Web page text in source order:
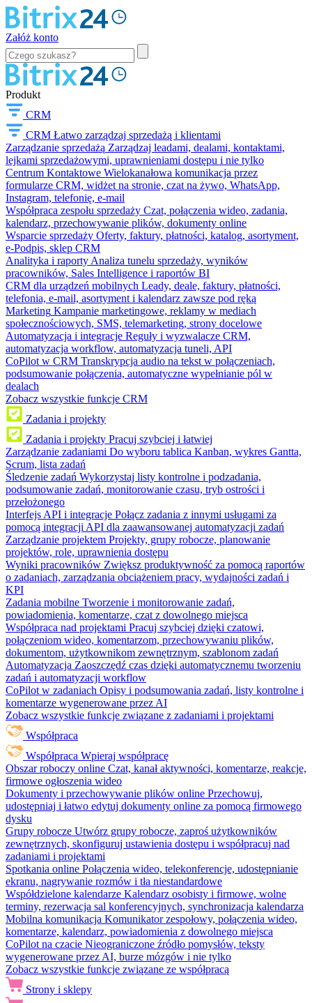
Załóż konto
Produkt
CRM
CRM Łatwo zarządzaj sprzedażą i klientami
Zarządzanie sprzedażą Zarządzaj leadami, dealami, kontaktami,
lejkami sprzedażowymi, uprawnieniami dostępu i nie tylko
Centrum Kontaktowe Wielokanałowa komunikacja przez
formularze CRM, widżet na stronie, czat na żywo, WhatsApp,
Instagram, telefonię, e-mail
Współpraca zespołu sprzedaży Czat, połączenia wideo, zadania,
kalendarz, przechowywanie plików, dokumenty online
Wsparcie sprzedaży Oferty, faktury, płatności, katalog, asortyment,
e-Podpis, sklep CRM
Analityka i raporty Analiza tunelu sprzedaży, wyników
pracowników, Sales Intelligence i raportów BI
CRM dla urządzeń mobilnych Leady, deale, faktury, płatności,
telefonia, e-mail, asortyment i kalendarz zawsze pod ręką
Marketing Kampanie marketingowe, reklamy w mediach
społecznościowych, SMS, telemarketing, strony docelowe
Automatyzacja i integracje Reguły i wyzwalacze CRM,
automatyzacja workflow, automatyzacja tuneli, API
CoPilot w CRM Transkrypcja audio na tekst w połączeniach,
podsumowanie połączenia, automatyczne wypełnianie pól w
dealach
Zobacz wszystkie funkcje CRM
Zadania i projekty
Zadania i projekty Pracuj szybciej i łatwiej
Zarządzanie zadaniami Do wyboru tablica Kanban, wykres Gantta,
Scrum, lista zadań
Śledzenie zadań Wykorzystaj listy kontrolne i podzadania,
podsumowanie zadań, monitorowanie czasu, tryb ostrości i
przełożonego
Interfejs API i integracje Połącz zadania z innymi usługami za
pomocą integracji API dla zaawansowanej automatyzacji zadań
Zarządzanie projektem Projekty, grupy robocze, planowanie
projektów, role, uprawnienia dostępu
Wyniki pracowników Zwiększ produktywność za pomocą raportów
o zadaniach, zarządzania obciążeniem pracy, wydajności zadań i
KPI
Zadania mobilne Tworzenie i monitorowanie zadań,
powiadomienia, komentarze, czat z dowolnego miejsca
Współpraca nad projektami Pracuj szybciej dzięki czatowi,
połączeniom wideo, komentarzom, przechowywaniu plików,
dokumentom, użytkownikom zewnętrznym, szablonom zadań
Automatyzacja Zaoszczędź czas dzięki automatycznemu tworzeniu
zadań i automatyzacji workflow
CoPilot w zadaniach Opisy i podsumowania zadań, listy kontrolne i
komentarze wygenerowane przez AI
Zobacz wszystkie funkcje związane z zadaniami i projektami
Współpraca
Współpraca Wpieraj współpracę
Obszar roboczy online Czat, kanał aktywności, komentarze, reakcje,
firmowe ogłoszenia wideo
Dokumenty i przechowywanie plików online Przechowuj,
udostępniaj i łatwo edytuj dokumenty online za pomocą firmowego
dysku
Grupy robocze Utwórz grupy robocze, zaproś użytkowników
zewnętrznych, skonfiguruj ustawienia dostępu i współpracuj nad
zadaniami i projektami
Spotkania online Połączenia wideo, telekonferencje, udostępnianie
ekranu, nagrywanie rozmów i tła niestandardowe
Współdzielone kalendarze Kalendarz osobisty i firmowe, wolne
terminy, rezerwacja sal konferencyjnych, synchronizacja kalendarza
Mobilna komunikacja Komunikator zespołowy, połączenia wideo,
komentarze, kalendarz, powiadomienia z dowolnego miejsca
CoPilot na czacie Nieograniczone źródło pomysłów, teksty
wygenerowane przez AI, burze mózgów i nie tylko
Zobacz wszystkie funkcje związane ze współpracą
Strony i sklepy